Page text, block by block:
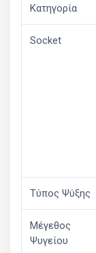
Κατηγορία
Socket
Τύπος Ψύξης
Μέγεθος
Ψυγείου